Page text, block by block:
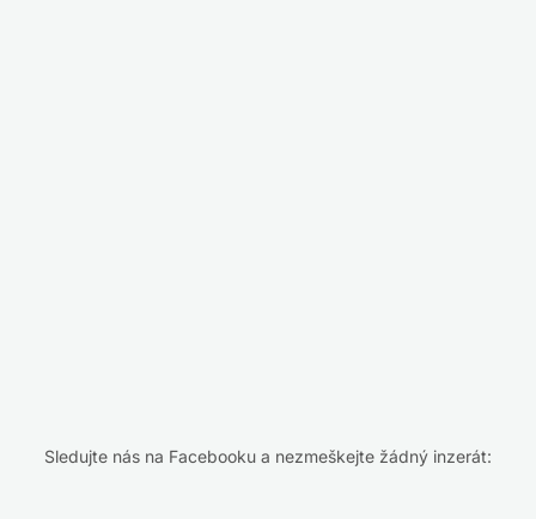
Sledujte nás na Facebooku a nezmeškejte žádný inzerát: